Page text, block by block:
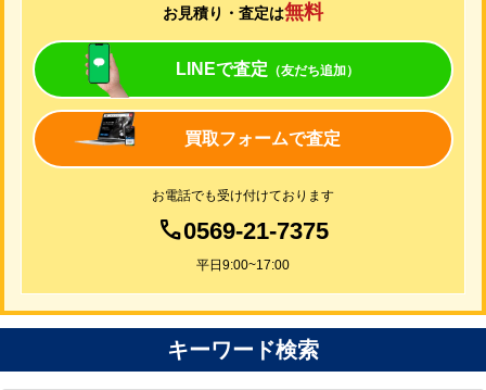
お見積り・査定は無料
LINEで査定 （友だち追加）
買取フォームで査定
お電話でも受け付けております
0569-21-7375
平日9:00~17:00
キーワード検索